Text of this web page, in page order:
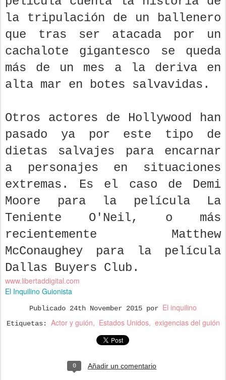
la tripulación de un ballenero
que tras ser atacada por un
cachalote gigantesco se queda
más de un mes a la deriva en
alta mar en botes salvavidas.
Otros actores de Hollywood han
pasado ya por este tipo de
dietas salvajes para encarnar
a personajes en situaciones
extremas. Es el caso de Demi
Moore para la película La
Teniente O'Neil, o más
recientemente Matthew
McConaughey para la película
Dallas Buyers Club.
www.libertaddigital.com
El Inquilino Guionista
Publicado 24th November 2015 por El inquilino
Etiquetas: Actor y guión Estados Unidos exigencias del guión
0 Añadir un comentario